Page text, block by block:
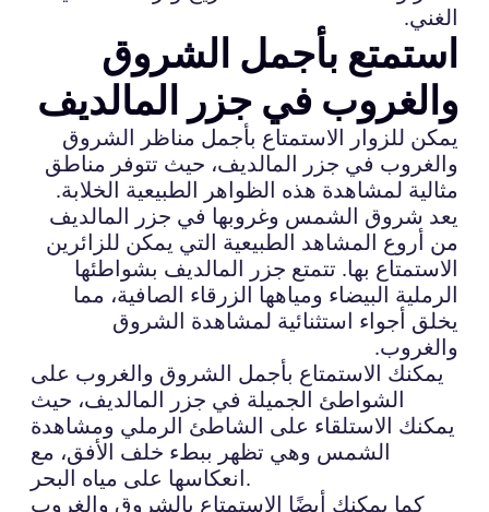
الغني.
استمتع بأجمل الشروق
والغروب في جزر المالديف
يمكن للزوار الاستمتاع بأجمل مناظر الشروق
والغروب في جزر المالديف، حيث تتوفر مناطق
مثالية لمشاهدة هذه الظواهر الطبيعية الخلابة.
يعد شروق الشمس وغروبها في جزر المالديف
من أروع المشاهد الطبيعية التي يمكن للزائرين
الاستمتاع بها. تتمتع جزر المالديف بشواطئها
الرملية البيضاء ومياهها الزرقاء الصافية، مما
يخلق أجواء استثنائية لمشاهدة الشروق
والغروب.
يمكنك الاستمتاع بأجمل الشروق والغروب على
الشواطئ الجميلة في جزر المالديف، حيث
يمكنك الاستلقاء على الشاطئ الرملي ومشاهدة
الشمس وهي تظهر ببطء خلف الأفق، مع
انعكاسها على مياه البحر.
كما يمكنك أيضًا الاستمتاع بالشروق والغروب